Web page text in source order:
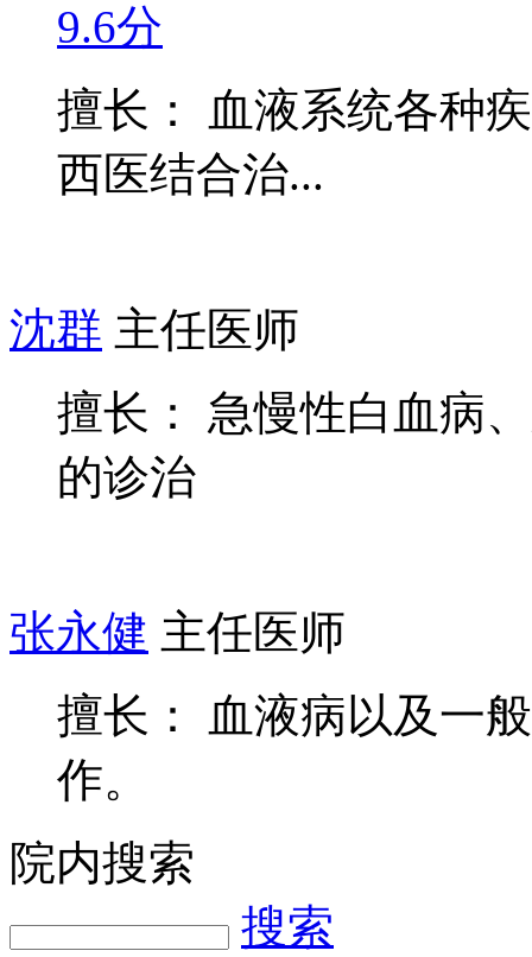
9.6分
擅长： 血液系统各种
西医结合治...
沈群 主任医师
擅长： 急慢性白血病
的诊治
张永健 主任医师
擅长： 血液病以及一
作。
院内搜索
搜索